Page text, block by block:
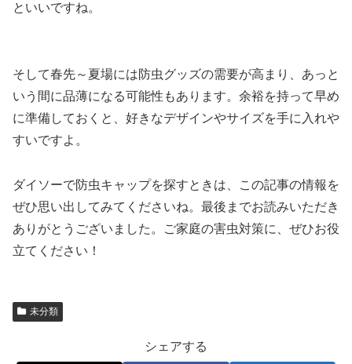
といいですね。
そして春先～夏場には防虫グッズの需要が高まり、あっと
いう間に品薄になる可能性もあります。余裕を持って早め
に準備しておくと、好きなデザインやサイズを手に入れや
すいですよ。
ダイソーで防虫キャップを探すときは、この記事の情報を
ぜひ思い出してみてくださいね。最後までお読みいただき
ありがとうございました。ご家庭の害虫対策に、ぜひお役
立てください！
未分類
シェアする